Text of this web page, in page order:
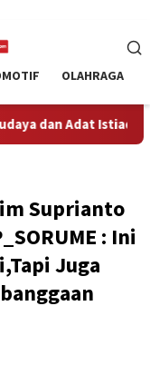
OLAHRAGA
Dari Jembatan
Suprianto
: Ini
Juga